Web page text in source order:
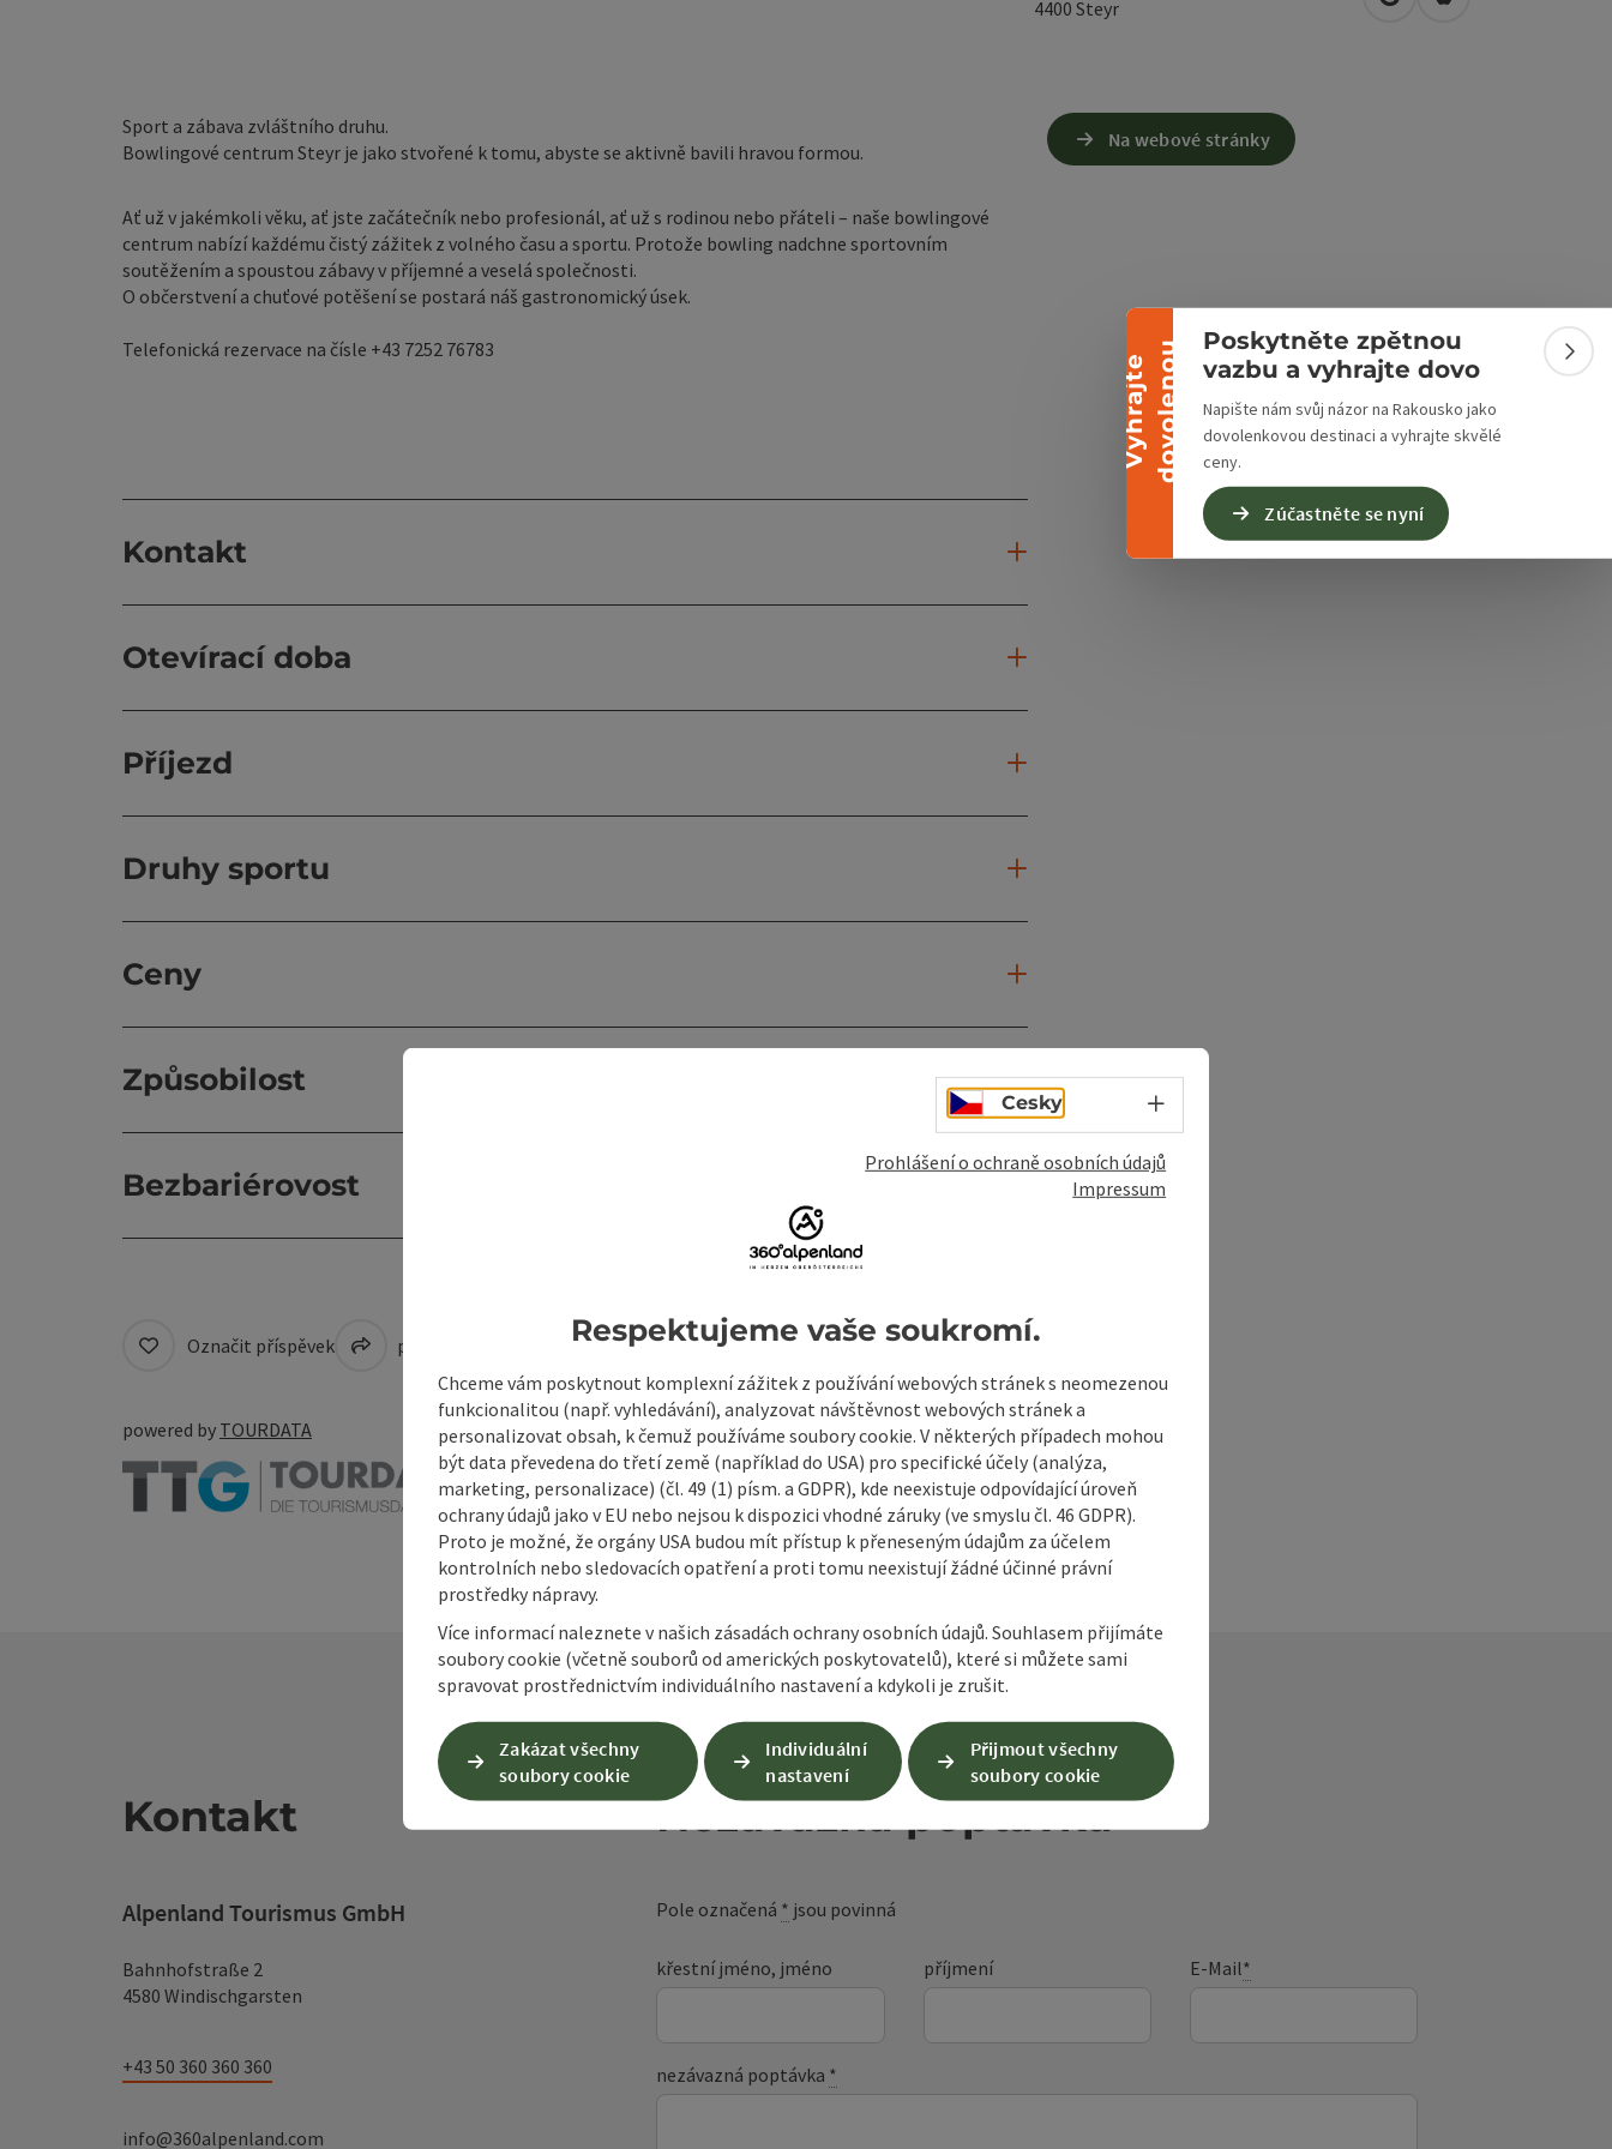
V
y
h
r
a
j
t
e
d
o
v
o
l
e
n
ou
Sbalit banner
Poskytněte zpětnou
vazbu a vyhrajte dovo
Napište nám svůj názor na Rakousko jako
dovolenkovou destinaci a vyhrajte skvělé
ceny.
Zúčastněte se nyní
4400 Steyr Otevřít v Mapách Google
Otevřít v Mapách
Sport a zábava zvláštního druhu.
Bowlingové centrum Steyr je jako stvořené k tomu, abyste se aktivně bavili hravou formou.
Ať už v jakémkoli věku, ať jste začátečník nebo profesionál, ať už s rodinou nebo přáteli – naše bowlingové
centrum nabízí každému čistý zážitek z volného času a sportu. Protože bowling nadchne sportovním
soutěžením a spoustou zábavy v příjemné a veselá společnosti.
O občerstvení a chuťové potěšení se postará náš gastronomický úsek.
Telefonická rezervace na čísle +43 7252 76783
Kontakt
Otevírací doba
Příjezd
Druhy sportu
Ceny
Způsobilost
Bezbariérovost
Na webové stránky
Označit příspěvek přejít na poznámky Vytvořit PDF Vytisknout příspěvek V okolí
powered by TOURDATA
Kontakt
Alpenland Tourismus GmbH
Bahnhofstraße 2
4580 Windischgarsten
+43 50 360 360 360
info@360alpenland.com
Nezávazná poptávka
Pole označená * jsou povinná
křestní jméno, jméno příjmení E-Mail*
nezávazná poptávka *
Cesky Volba jazyka - Otevřít menu
Prohlášení o ochraně osobních údajů
Impressum
Respektujeme vaše soukromí.
Chceme vám poskytnout komplexní zážitek z používání webových stránek s neomezenou
funkcionalitou (např. vyhledávání), analyzovat návštěvnost webových stránek a
personalizovat obsah, k čemuž používáme soubory cookie. V některých případech mohou
být data převedena do třetí země (například do USA) pro specifické účely (analýza,
marketing, personalizace) (čl. 49 (1) písm. a GDPR), kde neexistuje odpovídající úroveň
ochrany údajů jako v EU nebo nejsou k dispozici vhodné záruky (ve smyslu čl. 46 GDPR).
Proto je možné, že orgány USA budou mít přístup k přeneseným údajům za účelem
kontrolních nebo sledovacích opatření a proti tomu neexistují žádné účinné právní
prostředky nápravy.
Více informací naleznete v našich zásadách ochrany osobních údajů. Souhlasem přijímáte
soubory cookie (včetně souborů od amerických poskytovatelů), které si můžete sami
spravovat prostřednictvím individuálního nastavení a kdykoli je zrušit.
Zakázat všechny
soubory cookie
Individuální
nastavení
Přijmout všechny
soubory cookie